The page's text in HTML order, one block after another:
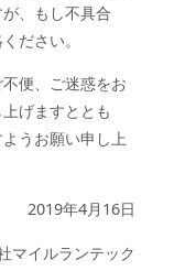
、もし不具合
ださい。
便、ご迷惑をお
げますととも
うお願い申し上
2019年4月16日
マイルランテック